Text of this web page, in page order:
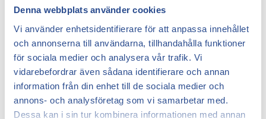
Denna webbplats använder cookies
Vi använder enhetsidentifierare för att anpassa innehållet
och annonserna till användarna, tillhandahålla funktioner
för sociala medier och analysera vår trafik. Vi
vidarebefordrar även sådana identifierare och annan
information från din enhet till de sociala medier och
annons- och analysföretag som vi samarbetar med.
Dessa kan i sin tur kombinera informationen med annan
1
KontaktaIf
och uppge att du önskar behandling hos
Åderbråcksklinikerna.